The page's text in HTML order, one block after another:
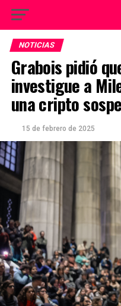
NOTICIAS
Grabois pidió
investigue a
una cripto
15 de febrero de 2025